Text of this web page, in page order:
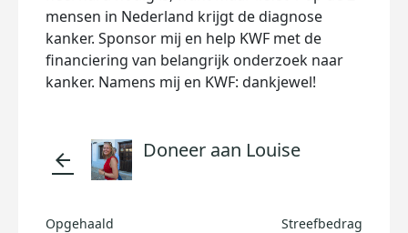
mensen in Nederland krijgt de diagnose
kanker. Sponsor mij en help KWF met de
financiering van belangrijk onderzoek naar
kanker. Namens mij en KWF: dankjewel!
arrow_back Doneer aan Louise
Opgehaald Streefbedrag